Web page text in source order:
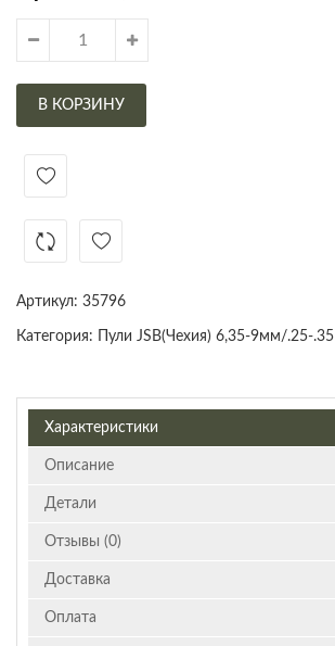
В КОРЗИНУ
Артикул: 35796
Категория: Пули JSB(Чехия) 6,35-9мм/.25-.35
Характеристики
Описание
Детали
Отзывы (0)
Доставка
Оплата